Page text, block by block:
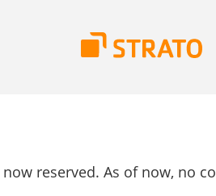
reserved. As of now, no